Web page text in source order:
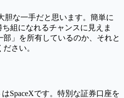
胆な一手だと思います。簡単に
組になれるチャンスに見えま
」を所有しているのか、それと
さい。
SpaceXです。特別な証券口座を